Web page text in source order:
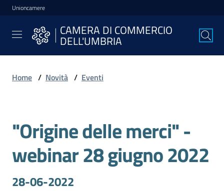
Vai al contenuto
Vai alla navigazione
Vai al footer
Unioncamere
CAMERA DI COMMERCIO
DELL'UMBRIA
CAMERA DI
COMMERCIO
DELL'UMBRIA
Avviare
l'Impresa
Home / Novità / Eventi
Salta al contenuto
"Origine delle merci" -
webinar 28 giugno 2022
28-06-2022